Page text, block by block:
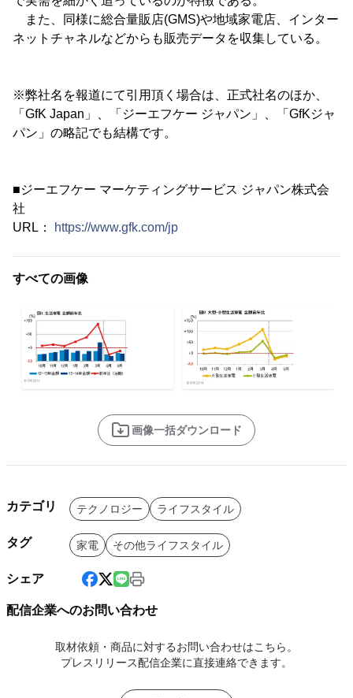
また、同様に総合量販店(GMS)や地域家電店、インター
ネットチャネルなどからも販売データを収集している。
※弊社名を報道にて引用頂く場合は、正式社名のほか、
「GfK Japan」、「ジーエフケー ジャパン」、「GfKジャ
パン」の略記でも結構です。
■ジーエフケー マーケティングサービス ジャパン株式会
社
URL：
https://www.gfk.com/jp
すべての画像
画像一括ダウンロード
カテゴリ テクノロジー ライフスタイル
タグ 家電 その他ライフスタイル
シェア
配信企業へのお問い合わせ
取材依頼・商品に対するお問い合わせはこちら。
プレスリリース配信企業に直接連絡できます。